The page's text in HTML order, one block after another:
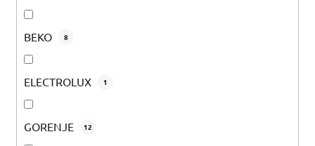
BEKO 8
ELECTROLUX 1
GORENJE 12